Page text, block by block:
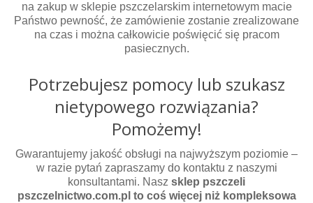
na zakup w sklepie pszczelarskim internetowym macie
Państwo pewność, że zamówienie zostanie zrealizowane
na czas i można całkowicie poświęcić się pracom
pasiecznych.
Potrzebujesz pomocy lub szukasz
nietypowego rozwiązania?
Pomożemy!
Gwarantujemy jakość obsługi na najwyższym poziomie –
w razie pytań zapraszamy do kontaktu z naszymi
konsultantami. Nasz sklep pszczeli
pszczelnictwo.com.pl to coś więcej niż kompleksowa